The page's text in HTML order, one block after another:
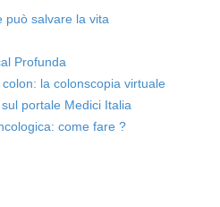
può salvare la vita
Profunda
la colonscopia virtuale
portale Medici Italia
come fare ?